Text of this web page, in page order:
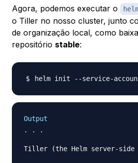
Agora, podemos executar o
o Tiller no nosso cluster, junto
de organização local, como
repositório stable:
Output
. . .
Tiller (the Helm server-side